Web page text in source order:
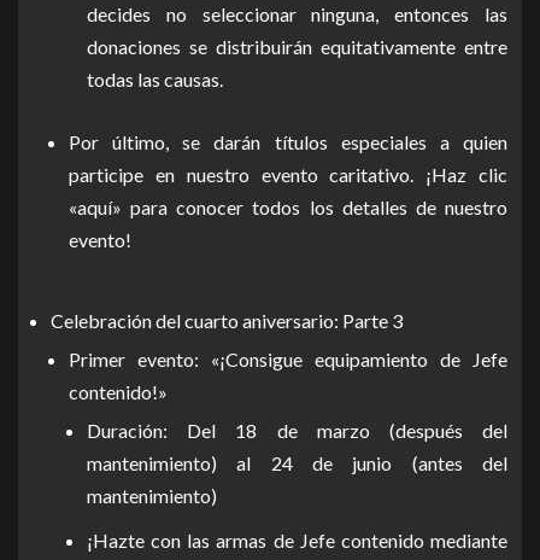
decides no seleccionar ninguna, entonces las
donaciones se distribuirán equitativamente entre
todas las causas.
Por último, se darán títulos especiales a quien
participe en nuestro evento caritativo. ¡Haz clic
«aquí» para conocer todos los detalles de nuestro
evento!
Celebración del cuarto aniversario: Parte 3
Primer evento: «¡Consigue equipamiento de Jefe
contenido!»
Duración: Del 18 de marzo (después del
mantenimiento) al 24 de junio (antes del
mantenimiento)
¡Hazte con las armas de Jefe contenido mediante